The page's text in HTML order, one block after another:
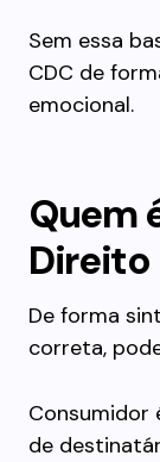
Sem essa
CDC de
emocional.
Quem
De forma
correta,
Consumidor
de